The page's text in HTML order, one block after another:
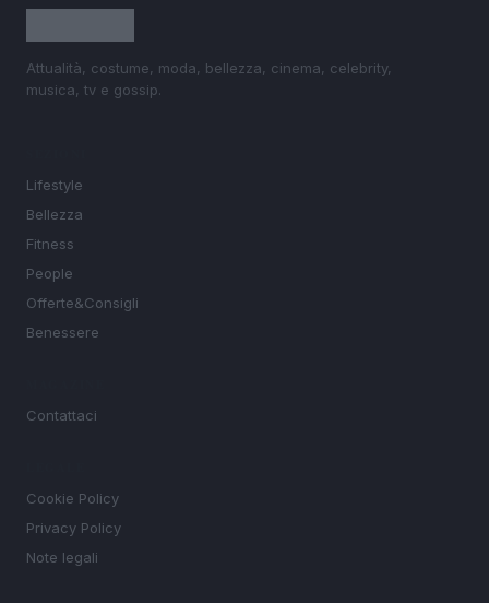
Attualità, costume, moda, bellezza, cinema, celebrity,
musica, tv e gossip.
Lifestyle
Bellezza
Fitness
People
Offerte&Consigli
Benessere
Contattaci
Cookie Policy
Privacy Policy
Note legali